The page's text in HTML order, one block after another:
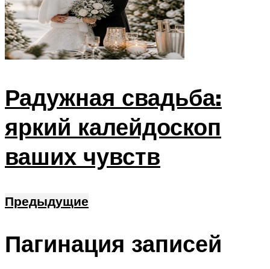
Радужная свадьба:
яркий калейдоскоп
ваших чувств
Предыдущие
Пагинация записей